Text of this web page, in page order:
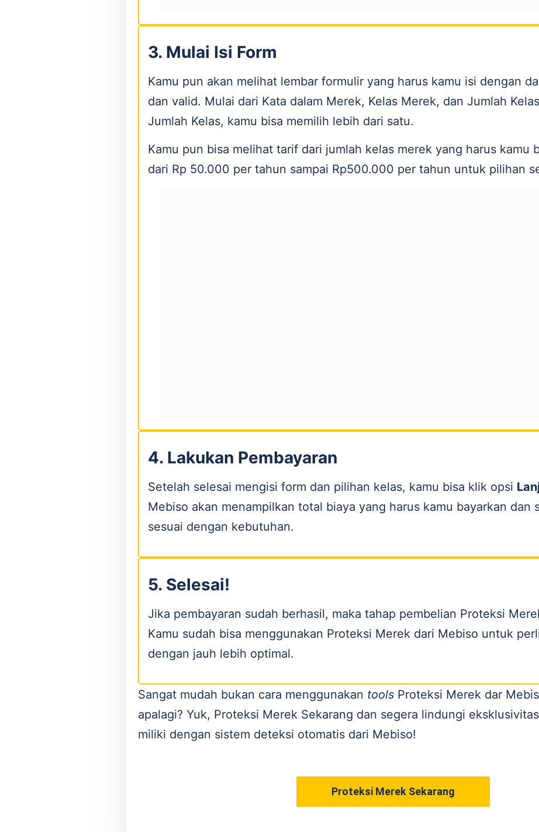
3. Mulai Isi Form
Kamu pun akan melihat lembar formulir yang harus kamu isi dengan
dan valid. Mulai dari Kata dalam Merek, Kelas Merek, dan Jumlah
Jumlah Kelas, kamu bisa memilih lebih dari satu.
Kamu pun bisa melihat tarif dari jumlah kelas merek yang harus kamu
dari Rp 50.000 per tahun sampai Rp500.000 per tahun untuk pilihan
4. Lakukan Pembayaran
Setelah selesai mengisi form dan pilihan kelas, kamu bisa klik opsi
Mebiso akan menampilkan total biaya yang harus kamu bayarkan dan
sesuai dengan kebutuhan.
5. Selesai!
Jika pembayaran sudah berhasil, maka tahap pembelian Proteksi
Kamu sudah bisa menggunakan Proteksi Merek dari Mebiso untuk
dengan jauh lebih optimal.
Sangat mudah bukan cara menggunakan tools Proteksi Merek dar
apalagi? Yuk, Proteksi Merek Sekarang dan segera lindungi
miliki dengan sistem deteksi otomatis dari Mebiso!
Proteksi Merek Sekarang